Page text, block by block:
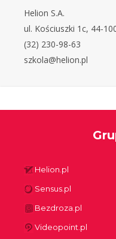
Helion S.A.
ul. Kościuszki 1c, 44-
(32) 230-98-63
szkola@helion.pl
Helion.pl
Sensus.pl
Bezdroza.pl
Videopoint.pl